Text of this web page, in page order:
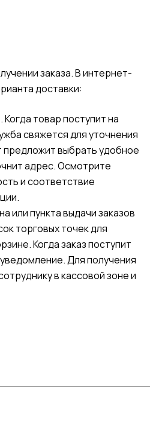
заказа. В интернет-
доставки:
товар поступит на
свяжется для уточнения
выбрать удобное
адрес. Осмотрите
и соответствие
или пункта выдачи заказов
торговых точек для
Когда заказ поступит
Для получения
в кассовой зоне и